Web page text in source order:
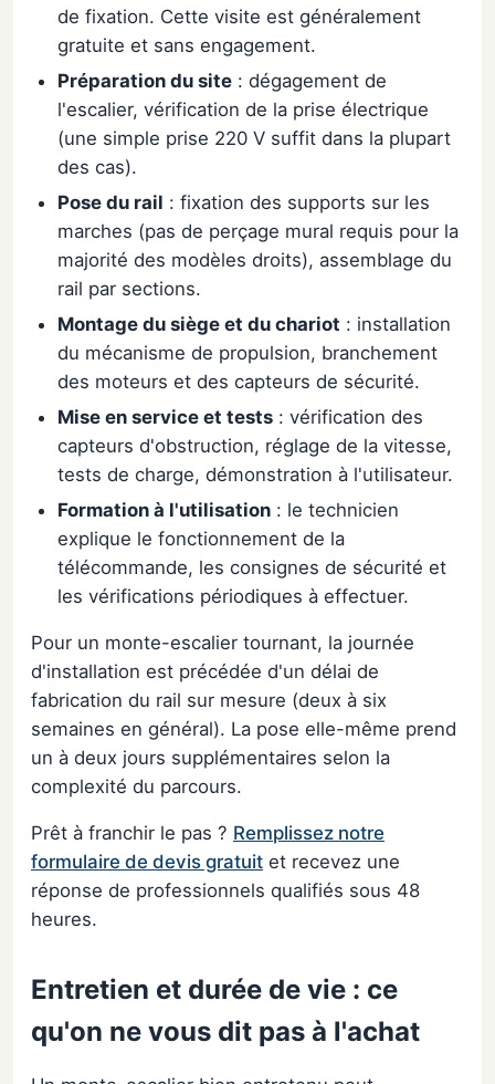
de fixation. Cette visite est généralement
gratuite et sans engagement.
Préparation du site : dégagement de
l'escalier, vérification de la prise électrique
(une simple prise 220 V suffit dans la plupart
des cas).
Pose du rail : fixation des supports sur les
marches (pas de perçage mural requis pour la
majorité des modèles droits), assemblage du
rail par sections.
Montage du siège et du chariot : installation
du mécanisme de propulsion, branchement
des moteurs et des capteurs de sécurité.
Mise en service et tests : vérification des
capteurs d'obstruction, réglage de la vitesse,
tests de charge, démonstration à l'utilisateur.
Formation à l'utilisation : le technicien
explique le fonctionnement de la
télécommande, les consignes de sécurité et
les vérifications périodiques à effectuer.
Pour un monte-escalier tournant, la journée
d'installation est précédée d'un délai de
fabrication du rail sur mesure (deux à six
semaines en général). La pose elle-même prend
un à deux jours supplémentaires selon la
complexité du parcours.
Prêt à franchir le pas ? Remplissez notre
formulaire de devis gratuit et recevez une
réponse de professionnels qualifiés sous 48
heures.
Entretien et durée de vie : ce
qu'on ne vous dit pas à l'achat